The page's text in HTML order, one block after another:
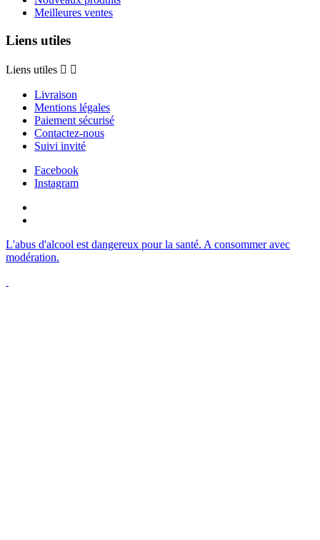
Meilleures ventes
Liens utiles
Liens utiles  
Livraison
Mentions légales
Paiement sécurisé
Contactez-nous
Suivi invité
Facebook
Instagram
L'abus d'alcool est dangereux pour la santé. A consommer avec
modération.